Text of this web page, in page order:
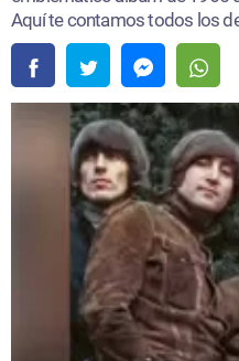
Aquí te contamos todos los